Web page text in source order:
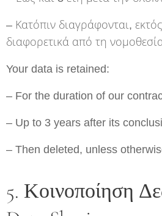
– Κατόπιν διαγράφονται,
διαφορετικά από τη
Your data is retained:
– For the duration of our
– Up to 3 years after its
– Then deleted, unless
5. Κοινοποίηση